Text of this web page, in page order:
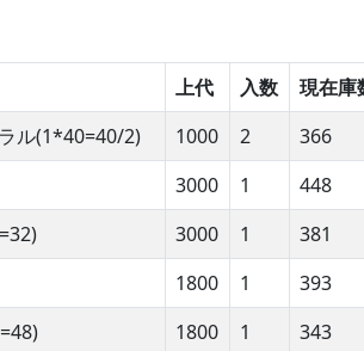
上代 入数 現在庫
ル(1*40=40/2)
1000 2
366
3000
1
448
3000 1
381
1800
1
393
1800 1 343